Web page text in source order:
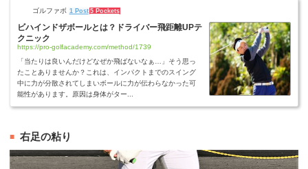
ゴルファボ 1 Post 5 Pockets
ビハインドザボールとは？ドライバー飛距離UPテ
クニック
https://pro-golfacademy.com/method/1739
「当たりは良いんだけどなぜか飛ばないなぁ…」そう思っ
たことありませんか？これは、インパクトまでのスイング
中に力が分散されてしまいボールに力が伝わらなかった可
能性があります。原因は身体がター...
右足の粘り